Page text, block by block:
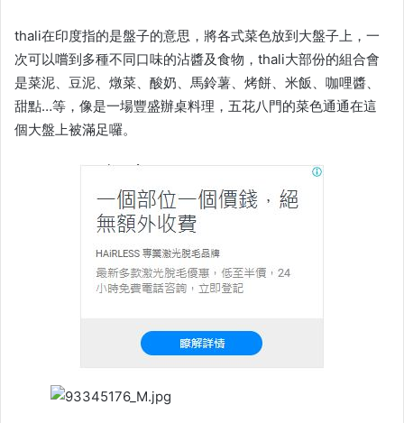
thali在印度指的是盤子的意思，將各式菜色放到大盤子上，一
次可以嚐到多種不同口味的沾醬及食物，thali大部份的組合會
是菜泥、豆泥、燉菜、酸奶、馬鈴薯、烤餅、米飯、咖哩醬、
甜點…等，像是一場豐盛辦桌料理，五花八門的菜色通通在這
個大盤上被滿足囉。